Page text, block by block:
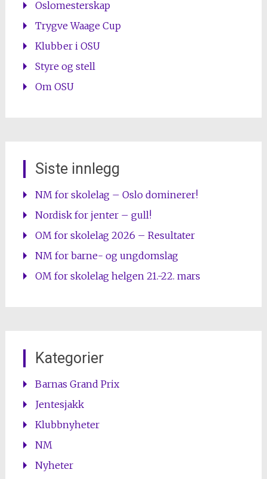
Oslomesterskap
Trygve Waage Cup
Klubber i OSU
Styre og stell
Om OSU
Siste innlegg
NM for skolelag – Oslo dominerer!
Nordisk for jenter – gull!
OM for skolelag 2026 – Resultater
NM for barne- og ungdomslag
OM for skolelag helgen 21.-22. mars
Kategorier
Barnas Grand Prix
Jentesjakk
Klubbnyheter
NM
Nyheter